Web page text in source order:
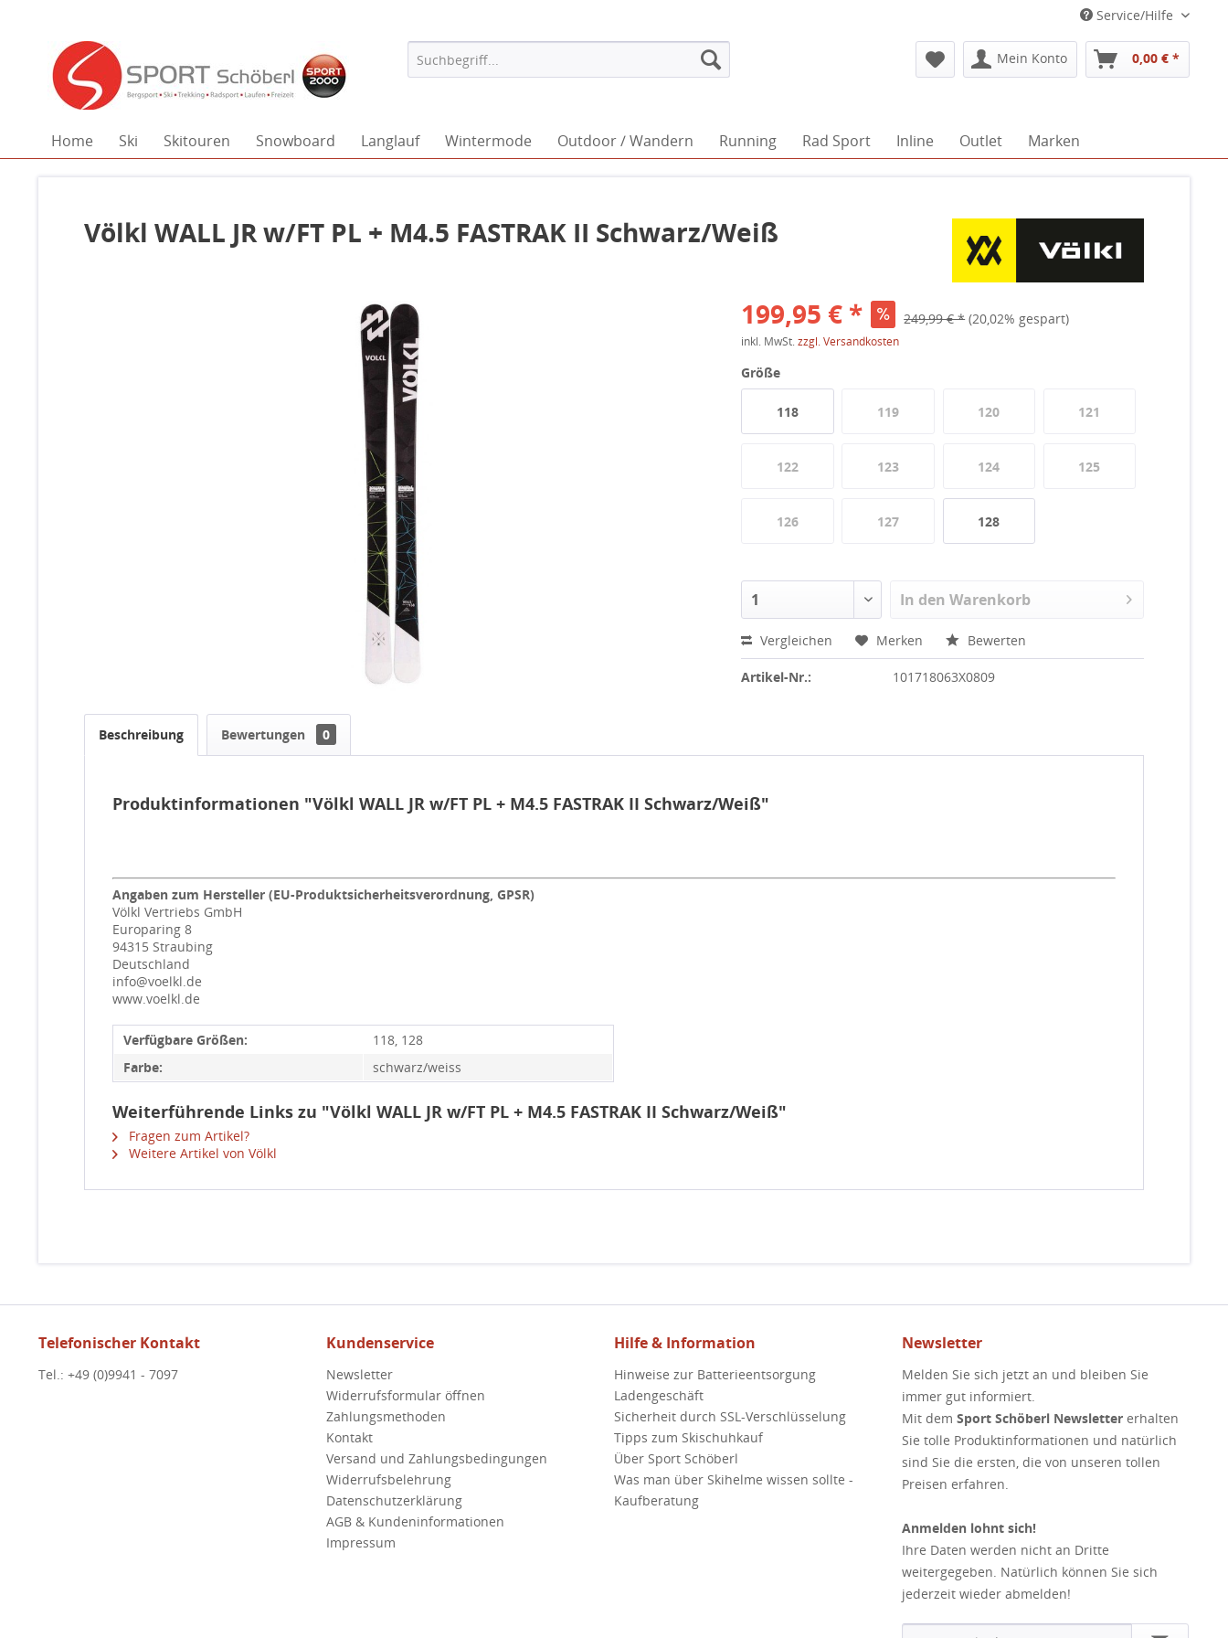
Service/Hilfe
Mein Konto 0,00 € *
Home Ski Skitouren Snowboard Langlauf Wintermode Outdoor / Wandern Running Rad Sport Inline Outlet Marken
Völkl WALL JR w/FT PL + M4.5 FASTRAK II Schwarz/Weiß
199,95 € * 249,99 € * (20,02% gespart)
inkl. MwSt.zzgl. Versandkosten
Größe
118 119 120 121
122 123 124 125
126 127 128
In den Warenkorb
Vergleichen Merken Bewerten
Artikel-Nr.: 101718063X0809
Beschreibung Bewertungen 0
Produktinformationen "Völkl WALL JR w/FT PL + M4.5 FASTRAK II Schwarz/Weiß"
Angaben zum Hersteller (EU-Produktsicherheitsverordnung, GPSR)
Völkl Vertriebs GmbH
Europaring 8
94315 Straubing
Deutschland
info@voelkl.de
www.voelkl.de
Verfügbare Größen:
118, 128
Farbe:
schwarz/weiss
Weiterführende Links zu "Völkl WALL JR w/FT PL + M4.5 FASTRAK II Schwarz/Weiß"
Fragen zum Artikel?
Weitere Artikel von Völkl
Telefonischer Kontakt
Tel.: +49 (0)9941 - 7097
Kundenservice
Newsletter
Widerrufsformular öffnen
Zahlungsmethoden
Kontakt
Versand und Zahlungsbedingungen
Widerrufsbelehrung
Datenschutzerklärung
AGB & Kundeninformationen
Impressum
Hilfe & Information
Hinweise zur Batterieentsorgung
Ladengeschäft
Sicherheit durch SSL-Verschlüsselung
Tipps zum Skischuhkauf
Über Sport Schöberl
Was man über Skihelme wissen sollte -
Kaufberatung
Newsletter
Melden Sie sich jetzt an und bleiben Sie
immer gut informiert.
Mit dem Sport Schöberl Newsletter erhalten
Sie tolle Produktinformationen und natürlich
sind Sie die ersten, die von unseren tollen
Preisen erfahren.
Anmelden lohnt sich!
Ihre Daten werden nicht an Dritte
weitergegeben. Natürlich können Sie sich
jederzeit wieder abmelden!